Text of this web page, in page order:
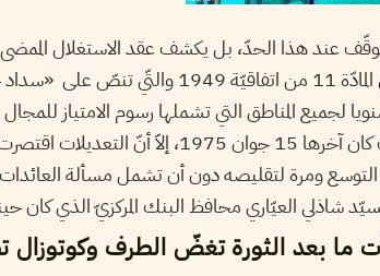
يتوقّف عند هذا الحدّ، بل يكشف عقد الاستغلال
لجميع المناطق التي تشملها رسوم الامتياز
مناسبات كان آخرها 15 جوان 1975،
ومرة لتقليصه دون أن تشمل مسألة العائدات
شاذلي العيّاري محافظ البنك المركزيّ الذي كان
ما بعد الثورة تغضّ الطرف وكوتوزال